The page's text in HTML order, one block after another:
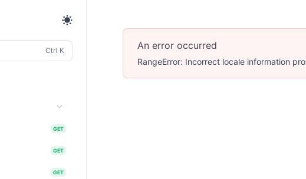
GET
GET
GET
An error occurred
RangeError: Incorrect locale information